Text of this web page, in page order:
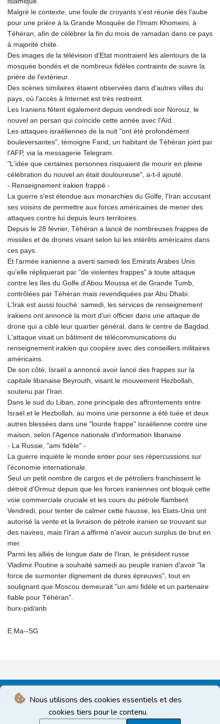
Nous utilisons des cookies essentiels et des
cookies tiers pour le contenu.
Malgré le contexte, une foule de croyants s'est réunie dès l'aube
pour une prière à la Grande Mosquée de l'Imam Khomeini, à
Téhéran, afin de célébrer la fin du mois de ramadan dans ce pays
à majorité chiite.
Des images de la télévision d'Etat montraient les alentours de la
mosquée bondés et de nombreux fidèles contraints de suivre la
prière de l'extérieur.
Des scènes similaires étaient observées dans d'autres villes du
pays, où l'accès à Internet est très restreint.
Les Iraniens fêtent également depuis vendredi soir Norouz, le
nouvel an persan qui coïncide cette année avec l'Aïd.
Les attaques israéliennes de la nuit "ont été profondément
bouleversantes", témoigne Farid, un habitant de Téhéran joint par
l'AFP, via la messagerie Telegram.
"L'idée que certaines personnes risquaient de mourir en pleine
célébration du nouvel an était douloureuse", a-t-il ajouté.
- Renseignement irakien frappé -
La guerre s'est étendue aux monarchies du Golfe, l'Iran accusant
ses voisins de permettre aux forces américaines de mener des
attaques contre lui depuis leurs territoires.
Depuis le 28 février, Téhéran a lancé de nombreuses frappes de
missiles et de drones visant selon lui les intérêts américains dans
ces pays.
Et l'armée iranienne a averti samedi les Emirats Arabes Unis
qu'elle répliquerait par "de violentes frappes" à toute attaque
contre les îles du Golfe d'Abou Moussa et de Grande Tumb,
contrôlées par Téhéran mais revendiquées par Abu Dhabi.
L'Irak est aussi touché: samedi, les services de renseignement
irakiens ont annoncé la mort d'un officier dans une attaque de
drone qui a ciblé leur quartier général, dans le centre de Bagdad.
L'attaque visait un bâtiment de télécommunications du
renseignement irakien qui coopère avec des conseillers militaires
américains.
De son côté, Israël a annoncé avoir lancé des frappes sur la
capitale libanaise Beyrouth, visant le mouvement Hezbollah,
soutenu par l'Iran.
Dans le sud du Liban, zone principale des affrontements entre
Israël et le Hezbollah, au moins une personne a été tuée et deux
autres blessées dans une "lourde frappe" israélienne contre une
maison, selon l'Agence nationale d'information libanaise.
- La Russie, "ami fidèle" -
La guerre inquiète le monde entier pour ses répercussions sur
l'économie internationale.
Seul un petit nombre de cargos et de pétroliers franchissent le
détroit d'Ormuz depuis que les forces iraniennes ont bloqué cette
voie commerciale cruciale et les cours du pétrole flambent.
Vendredi, pour tenter de calmer cette hausse, les Etats-Unis ont
autorisé la vente et la livraison de pétrole iranien se trouvant sur
des navires, mais l'Iran a affirmé n'avoir aucun surplus de brut en
mer.
Parmi les alliés de longue date de l'Iran, le président russe
Vladimir Poutine a souhaité samedi au peuple iranien d'avoir "la
force de surmonter dignement de dures épreuves", tout en
soulignant que Moscou demeurait "un ami fidèle et un partenaire
fiable pour Téhéran".
burx-pid/anb
E.Ma--SG